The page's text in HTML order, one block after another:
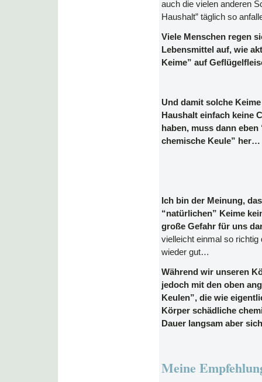
auch die vielen anderen
Haushalt” täglich so
Viele Menschen regen
Lebensmittel auf, wie
Keime” auf
Und damit solche
Haushalt einfach keine
haben, muss dann eben
chemische Keule” her…
Ich bin der Meinung,
“natürlichen” Keime
große Gefahr für uns
vielleicht einmal so richtig
wieder gut…
Während wir unseren
jedoch mit den oben
Keulen”, die wie
Körper schädliche
Dauer langsam aber
Meine